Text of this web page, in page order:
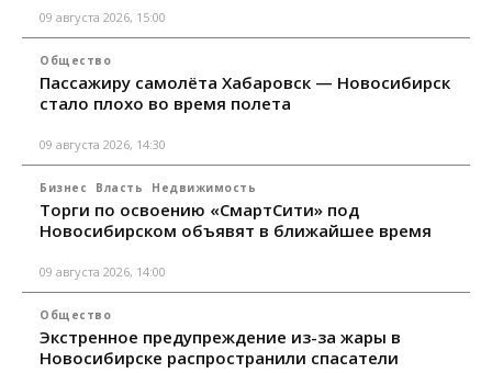
09 августа 2026, 15:00
Общество
Пассажиру самолёта Хабаровск — Новосибирск
стало плохо во время полета
09 августа 2026, 14:30
Бизнес Власть Недвижимость
Торги по освоению «СмартСити» под
Новосибирском объявят в ближайшее время
09 августа 2026, 14:00
Общество
Экстренное предупреждение из-за жары в
Новосибирске распространили спасатели